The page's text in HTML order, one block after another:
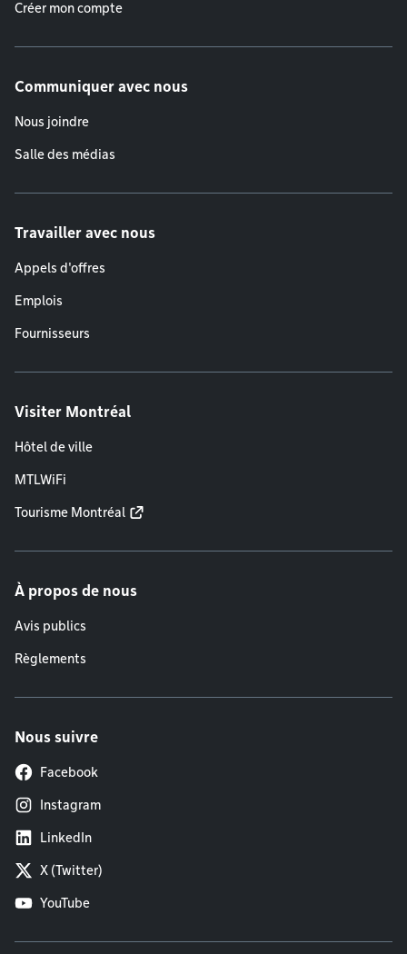
Créer mon compte
Communiquer avec nous
Nous joindre
Salle des médias
Travailler avec nous
Appels d'offres
Emplois
Fournisseurs
Visiter Montréal
Hôtel de ville
MTLWiFi
Tourisme Montréal
À propos de nous
Avis publics
Règlements
Nous suivre
Facebook
Instagram
LinkedIn
X (Twitter)
YouTube